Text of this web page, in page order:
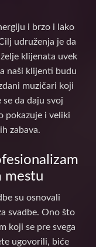
i brzo i lako
udruženja je da
klijenata uvek
naši klijenti budu
muzičari koji
da daju svoj
pokazuje i veliki
zabava.
mestu
su osnovali
svadbe. Ono što
koji se pre svega
ugovorili, biće